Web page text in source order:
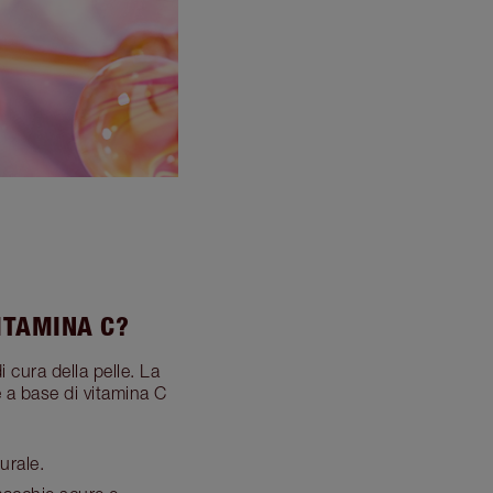
C?
cura della pelle. La
base di vitamina C